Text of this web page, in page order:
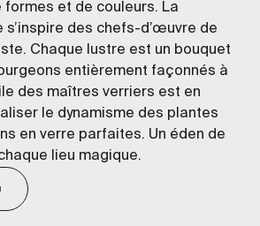
formes et de couleurs. La
s’inspire des chefs-d’œuvre de
Chaque lustre est un bouquet
entièrement façonnés à
des maîtres verriers est en
le dynamisme des plantes
en verre parfaites. Un éden de
lieu magique.